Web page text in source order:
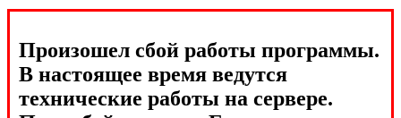
Произошел сбой работы программы.
В настоящее время ведутся
технические работы на сервере.